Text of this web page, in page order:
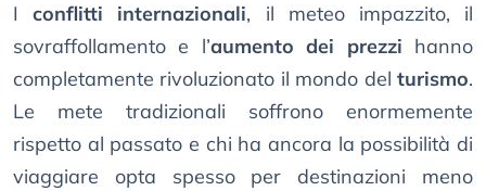
Iconflitti internazionali, il meteo impazzito, il
sovraffollamento e l’aumento dei prezzi hanno
completamente rivoluzionato il mondo del turismo.
Le mete tradizionali soffrono enormemente
rispetto al passato e chi ha ancora la possibilità di
viaggiare opta spesso per destinazioni meno